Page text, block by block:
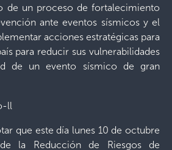
de un proceso de fortalecimiento
ante eventos sísmicos y el
acciones estratégicas para
para reducir sus vulnerabilidades
de un evento sísmico de gran
que este día lunes 10 de octubre
la Reducción de Riesgos de